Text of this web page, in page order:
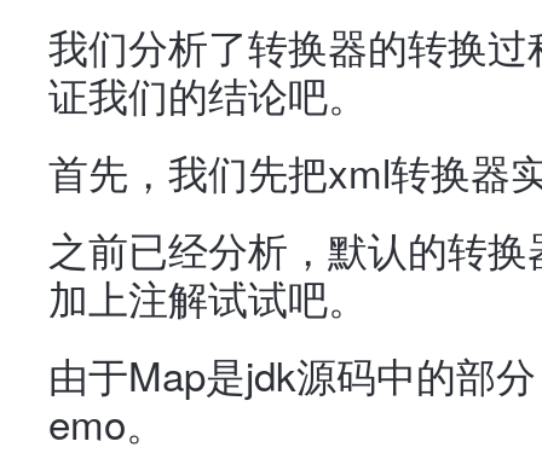
我们分析了转换器的转换
证我们的结论吧。
首先，我们先把xml转换器
之前已经分析，默认的转
加上注解试试吧。
由于Map是jdk源码中的部
emo。